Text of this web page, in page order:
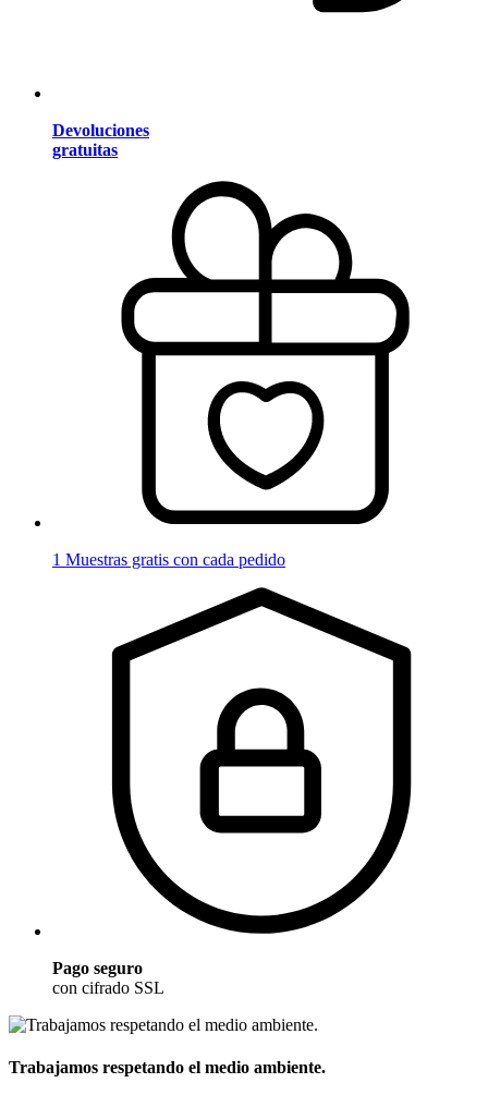
Devoluciones
gratuitas
1 Muestras gratis con cada pedido
Pago seguro
con cifrado SSL
Trabajamos respetando el medio ambiente.